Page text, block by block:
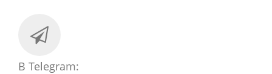
В Telegram: